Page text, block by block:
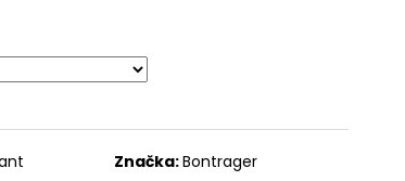
Značka:Bontrager